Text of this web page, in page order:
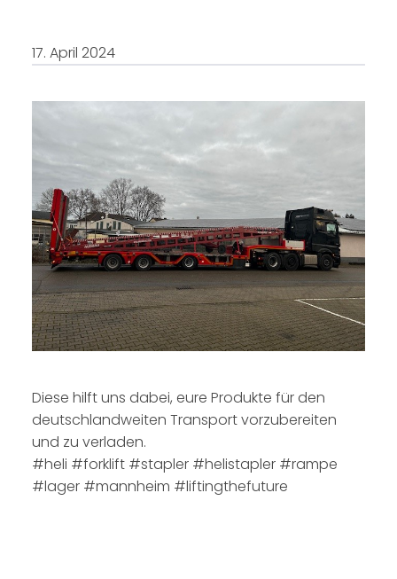
17. April 2024
Diese hilft uns dabei, eure Produkte für den
deutschlandweiten Transport vorzubereiten
und zu verladen.
#heli #forklift #stapler #helistapler #rampe
#lager #mannheim #liftingthefuture